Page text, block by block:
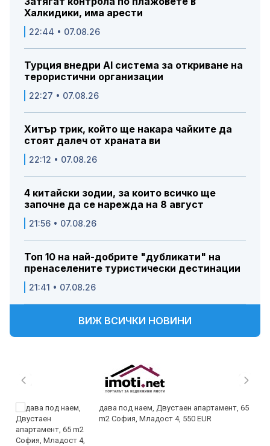
Халкидики, има арести
22:44 • 07.08.26
Турция внедри AI система за откриване на
терористични организации
22:27 • 07.08.26
Хитър трик, който ще накара чайките да
стоят далеч от храната ви
22:12 • 07.08.26
4 китайски зодии, за които всичко ще
започне да се нарежда на 8 август
21:56 • 07.08.26
Топ 10 на най-добрите "дубликати" на
пренаселените туристически дестинации
21:41 • 07.08.26
ВИЖ ВСИЧКИ НОВИНИ
дава под наем, Двустаен апартамент, 65
m2 София, Младост 4, 550 EUR